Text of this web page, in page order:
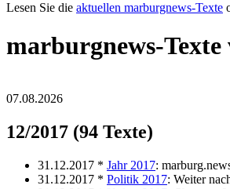
Lesen Sie die aktuellen marburgnews-Texte
marburgnews-Texte
07.08.2026
12/2017 (94 Texte)
31.12.2017 * Jahr 2017:
31.12.2017 * Politik 2017: Weiter